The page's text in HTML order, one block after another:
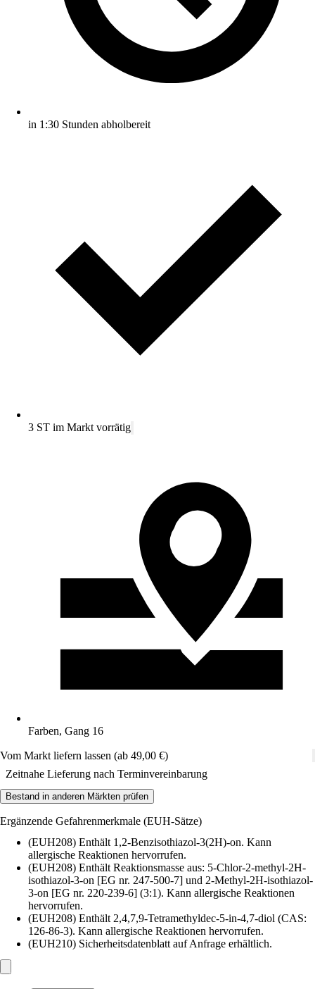
in 1:30 Stunden abholbereit
3 ST im Markt vorrätig
Farben, Gang 16
Vom Markt liefern lassen (ab 49,00 €)
Zeitnahe Lieferung nach Terminvereinbarung
Bestand in anderen Märkten prüfen
Ergänzende Gefahrenmerkmale (EUH-Sätze)
(EUH208) Enthält 1,2-Benzisothiazol-3(2H)-on. Kann
allergische Reaktionen hervorrufen.
(EUH208) Enthält Reaktionsmasse aus: 5-Chlor-2-methyl-2H-
isothiazol-3-on [EG nr. 247-500-7] und 2-Methyl-2H-isothiazol-
3-on [EG nr. 220-239-6] (3:1). Kann allergische Reaktionen
hervorrufen.
(EUH208) Enthält 2,4,7,9-Tetramethyldec-5-in-4,7-diol (CAS:
126-86-3). Kann allergische Reaktionen hervorrufen.
(EUH210) Sicherheitsdatenblatt auf Anfrage erhältlich.